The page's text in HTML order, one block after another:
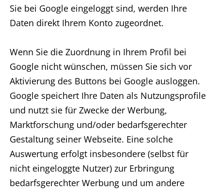
Sie bei Google eingeloggt sind, werden Ihre
Daten direkt Ihrem Konto zugeordnet.
Wenn Sie die Zuordnung in Ihrem Profil bei
Google nicht wünschen, müssen Sie sich vor
Aktivierung des Buttons bei Google ausloggen.
Google speichert Ihre Daten als Nutzungsprofile
und nutzt sie für Zwecke der Werbung,
Marktforschung und/oder bedarfsgerechter
Gestaltung seiner Webseite. Eine solche
Auswertung erfolgt insbesondere (selbst für
nicht eingeloggte Nutzer) zur Erbringung
bedarfsgerechter Werbung und um andere